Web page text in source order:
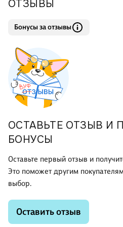
ОТЗЫВЫ
Бонусы за отзывы
ОСТАВЬТЕ ОТЗЫВ И
БОНУСЫ
Оставьте первый отзыв и
Это поможет другим
выбор.
Оставить отзыв